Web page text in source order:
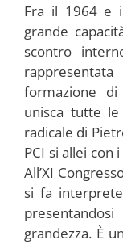
Fra il 1964 e
grande
scontro
formazione
unisca tutte le
radicale di
PCI si allei con
All’XI
si fa
grandezza. È